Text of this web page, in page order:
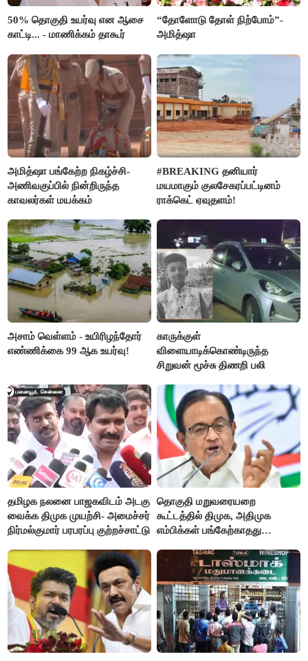
50% தொகுதி உயர்வு என ஆசை
காட்டி... - மாணிக்கம் தாகூர்
“தோளோடு தோள் நிற்போம்”-
அமித்ஷா
அமித்ஷா பங்கேற்ற நிகழ்ச்சி-
அணிவகுப்பில் நின்றிருந்த
காவலர்கள் மயக்கம்
#BREAKING தனியார்
மயமாகும் குலசேகரப்பட்டினம்
ராக்கெட் ஏவுதளம்!
அசாம் வெள்ளம் - உயிரிழந்தோர்
எண்ணிக்கை 99 ஆக உயர்வு!
காருக்குள்
விளையாடிக்கொண்டிருந்த
சிறுவன் மூச்சு திணறி பலி
தமிழக நலனை பாஜகவிடம் அடகு
வைக்க திமுக முயற்சி- அமைச்சர்
நிர்மல்குமார் பரபரப்பு குற்றச்சாட்டு
தொகுதி மறுவரையறை
கூட்டத்தில் திமுக, அதிமுக
எம்பிக்கள் பங்கேற்காதது